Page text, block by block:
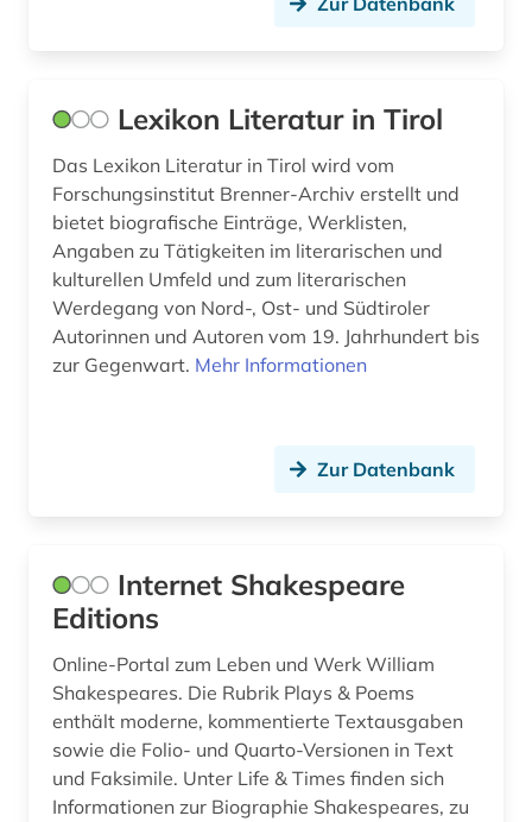
plakat (1)
polen (2)
politik (4)
politiker (2)
politisch verfolgter (1)
politische geschichte (1)
psychiatrie (1)
rheinland-pfalz (1)
richard wagner (1)
rockmusik (2)
Lexikon Literatur in Tirol
Das Lexikon Literatur in Tirol wird vom
Forschungsinstitut Brenner-Archiv erstellt und
bietet biografische Einträge, Werklisten,
Angaben zu Tätigkeiten im literarischen und
kulturellen Umfeld und zum literarischen
Werdegang von Nord-, Ost- und Südtiroler
Autorinnen und Autoren vom 19. Jahrhundert bis
zur Gegenwart. Mehr Informationen
Zur Datenbank
Internet Shakespeare
Editions
Online-Portal zum Leben und Werk William
Shakespeares. Die Rubrik Plays & Poems
enthält moderne, kommentierte Textausgaben
sowie die Folio- und Quarto-Versionen in Text
und Faksimile. Unter Life & Times finden sich
Informationen zur Biographie Shakespeares, zu